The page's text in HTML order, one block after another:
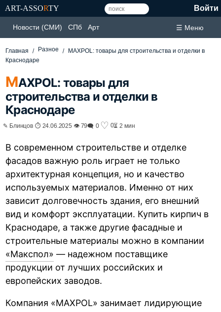
ART-ASSORTY Войти
Новости (СМИ) СПб Арт ☰ Меню
Главная Разное
MAXPOL: товары для строительства и отделки в
Краснодаре
MAXPOL: товары для
строительства и отделки в
Краснодаре
✎ Блинцов ⏱ 24.06.2025 👁 79🗨 0 ♡ 0⏳ 2 мин
В современном строительстве и отделке
фасадов важную роль играет не только
архитектурная концепция, но и качество
используемых материалов. Именно от них
зависит долговечность здания, его внешний
вид и комфорт эксплуатации. Купить кирпич в
Краснодаре, а также другие фасадные и
строительные материалы можно в компании
«Макспол» — надежном поставщике
продукции от лучших российских и
европейских заводов.
Компания «MAXPOL» занимает лидирующие